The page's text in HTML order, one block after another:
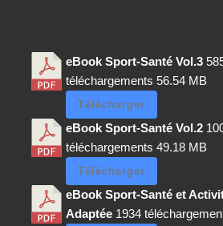
eBook Sport-Santé Vol.3
téléchargements 56.54 MB
Télécharger
eBook Sport-Santé Vol.2
téléchargements 49.18 MB
Télécharger
eBook Sport-Santé et
Adaptée 1934